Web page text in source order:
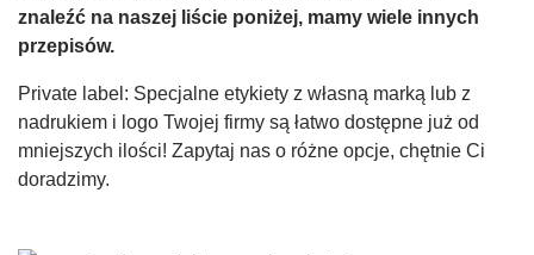
znaleźć na naszej liście poniżej, mamy wiele innych
przepisów.
Private label: Specjalne etykiety z własną marką lub z
nadrukiem i logo Twojej firmy są łatwo dostępne już od
mniejszych ilości! Zapytaj nas o różne opcje, chętnie Ci
doradzimy.